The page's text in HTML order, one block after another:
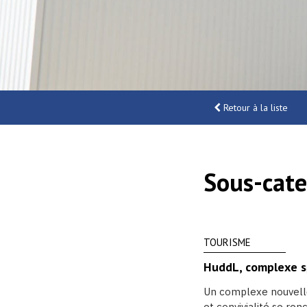
Retour à la liste
Sous-
TOURISME
HuddL, complexe
Un complexe